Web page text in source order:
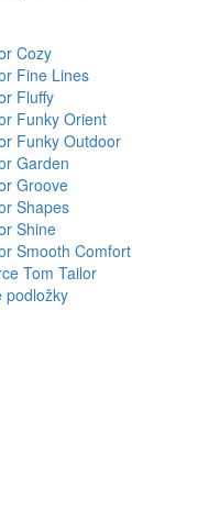
Cozy
Fine Lines
Fluffy
Funky Orient
Funky Outdoor
Garden
Groove
Shapes
Shine
Smooth Comfort
Tom Tailor
podložky